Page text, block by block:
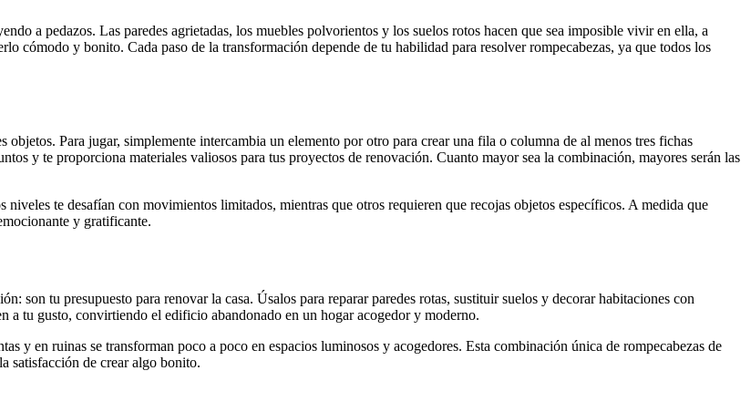
a pedazos. Las paredes agrietadas, los muebles polvorientos y los suelos rotos hacen que sea imposible vivir en ella, a
cómodo y bonito. Cada paso de la transformación depende de tu habilidad para resolver rompecabezas, ya que todos los
Para jugar, simplemente intercambia un elemento por otro para crear una fila o columna de al menos tres fichas
y te proporciona materiales valiosos para tus proyectos de renovación. Cuanto mayor sea la combinación, mayores serán las
te desafían con movimientos limitados, mientras que otros requieren que recojas objetos específicos. A medida que
y gratificante.
son tu presupuesto para renovar la casa. Úsalos para reparar paredes rotas, sustituir suelos y decorar habitaciones con
a tu gusto, convirtiendo el edificio abandonado en un hogar acogedor y moderno.
y en ruinas se transforman poco a poco en espacios luminosos y acogedores. Esta combinación única de rompecabezas de
satisfacción de crear algo bonito.